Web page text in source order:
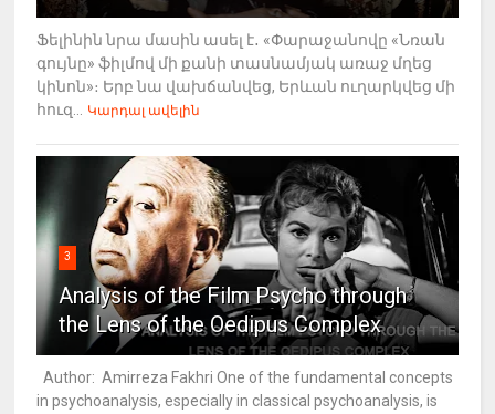
Ֆելինին նրա մասին ասել է․ «Փարաջանովը «Նռան
գույնը» ֆիլմով մի քանի տասնամյակ առաջ մղեց
կինոն»։ Երբ նա վախճանվեց, Երևան ուղարկվեց մի
հուզ...
Կարդալ ավելին
3
Analysis of the Film Psycho through
the Lens of the Oedipus Complex
Author: Amirreza Fakhri One of the fundamental concepts
in psychoanalysis, especially in classical psychoanalysis, is